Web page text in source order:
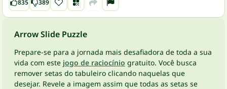
835 389
Arrow Slide Puzzle
Prepare-se para a jornada mais desafiadora de toda a sua
vida com este jogo de raciocínio gratuito. Você busca
remover setas do tabuleiro clicando naquelas que
desejar. Revele a imagem assim que todas as setas se